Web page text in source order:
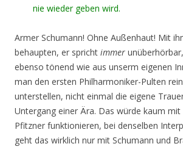
nie wieder geben wird.
Armer Schumann! Ohne Außenhaut! Mit
behaupten, er spricht immer
ebenso tönend wie aus unserm eigenen
man den ersten Philharmoniker-Pulten
unterstellen, nicht einmal die eigene
Untergang einer Ära. Das würde kaum mit
Pfitzner funktionieren, bei denselben
geht das wirklich nur mit Schumann und